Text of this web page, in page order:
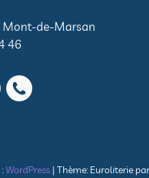
Mont-de-Marsan
46
:WordPress |Thème: Euroliterie par